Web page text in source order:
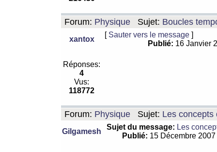
Forum: Physique Sujet: Boucles
xantox
[ Sauter vers le message ]
Publié: 16 Janvier
Réponses:
4
Vus:
118772
Forum: Physique Sujet: Les concepts
Gilgamesh
Sujet du message: Les
Publié: 15 Décembre